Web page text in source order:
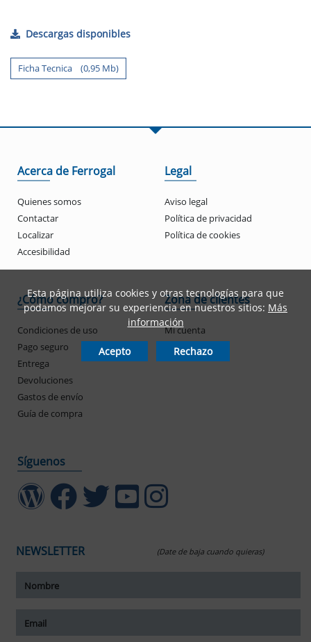
Descargas disponibles
Ficha Tecnica (0,95 Mb)
Acerca de Ferrogal
Quienes somos
Contactar
Localizar
Accesibilidad
Legal
Aviso legal
Política de privacidad
Política de cookies
¿Cómo compro?
Condiciones de uso
Pago seguro
Entrega
Devoluciones
Gastos de envío
Guía de compra
Zona de clientes
Mi cuenta
Mis pedidos
Síguenos
NEWSLETTER (Date de baja cuando quieras)
Esta página utiliza cookies y otras tecnologías para que
podamos mejorar su experiencia en nuestros sitios: Más
información
Acepto Rechazo
tamaño del texto
del texto